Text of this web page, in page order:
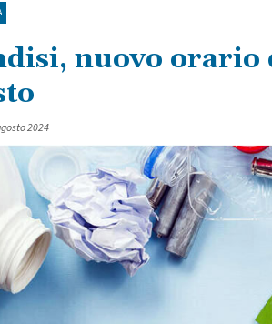
nuovo orario
2024